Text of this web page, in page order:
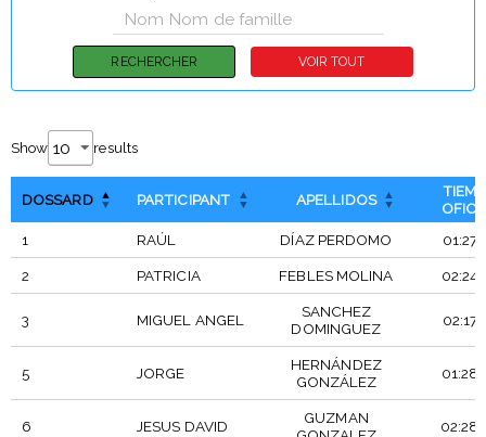
Show results
DOSSARD PARTICIPANT APELLIDOS
1
RAÚL DÍAZ PERDOMO
2 PATRICIA FEBLES MOLINA
3 MIGUEL ANGEL
SANCHEZ
DOMINGUEZ
5 JORGE
HERNÁNDEZ
GONZÁLEZ
6 JESUS DAVID
GUZMAN